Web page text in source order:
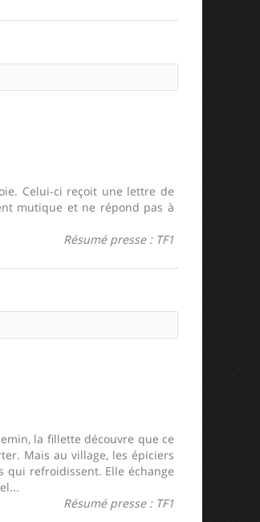
Celui-ci reçoit une lettre de
mutique et ne répond pas à
Résumé presse : TF1
la fillette découvre que ce
Mais au village, les épiciers
qui refroidissent. Elle échange
Résumé presse : TF1